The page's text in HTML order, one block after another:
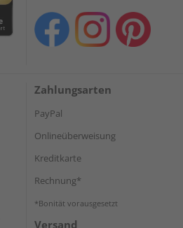
Zahlungsarten
PayPal
Onlineüberweisung
Kreditkarte
Rechnung*
*Bonität vorausgesetzt
Versand